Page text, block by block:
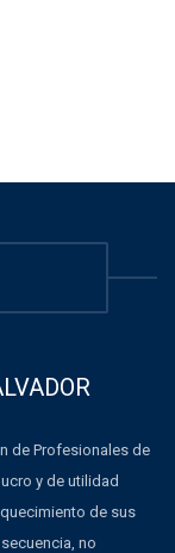
de Profesionales de
y de utilidad
de sus
no